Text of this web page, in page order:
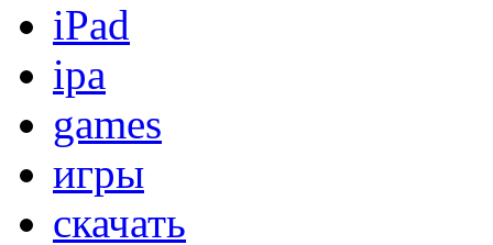
iPad
ipa
games
игры
скачать